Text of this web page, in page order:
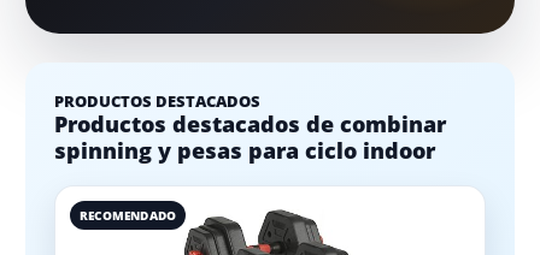
PRODUCTOS DESTACADOS
Productos destacados de combinar
spinning y pesas para ciclo indoor
RECOMENDADO